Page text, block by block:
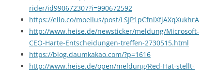
rider/id990672307?i=990672592
https://ello.co/moellus/post/LSJP1pCfnlXfjAXqXukhrA
http://www.heise.de/newsticker/meldung/Microsoft-
CEO-Harte-Entscheidungen-treffen-2730515.html
https://blog.daumkakao.com/?p=1616
http://www.heise.de/open/meldung/Red-Hat-stellt-